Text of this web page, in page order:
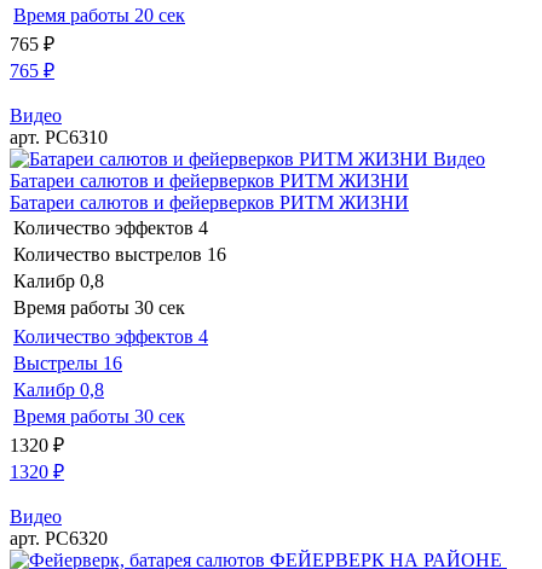
Время работы 20 сек
765 ₽
765 ₽
Видео
арт. РС6310
Видео
Батареи салютов и фейерверков РИТМ ЖИЗНИ
Батареи салютов и фейерверков РИТМ ЖИЗНИ
Количество эффектов 4
Количество выстрелов 16
Калибр 0,8
Время работы 30 сек
Количество эффектов 4
Выстрелы 16
Калибр 0,8
Время работы 30 сек
1320 ₽
1320 ₽
Видео
арт. РС6320